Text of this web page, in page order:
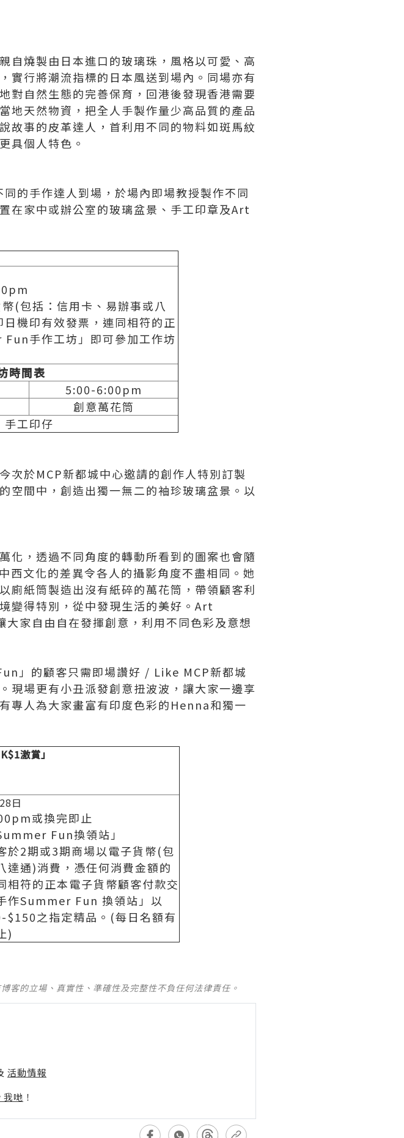
自燒製由日本進口的玻璃珠，風格以可愛、高
實行將潮流指標的日本風送到場內。同場亦有
對自然生態的完善保育，回港後發現香港需要
地天然物資，把全人手製作量少高品質的產品
故事的皮革達人，首利用不同的物料如斑馬紋
具個人特色。
的手作達人到場，於場內即場教授製作不同
在家中或辦公室的玻璃盆景、手工印章及Art
(包括：信用卡、易辦事或八
機印有效發票，連同相符的正
手作工坊」即可參加工作坊
時間表
5:00-6:00pm
創意萬花筒
手工印仔
次於MCP新都城中心邀請的創作人特別訂製
空間中，創造出獨一無二的袖珍玻璃盆景。以
化，透過不同角度的轉動所看到的圖案也會隨
西文化的差異令各人的攝影角度不盡相同。她
廁紙筒製造出沒有紙碎的萬花筒，帶領顧客利
變得特別，從中發現生活的美好。Art
家自由自在發揮創意，利用不同色彩及意想
」的顧客只需即場讚好 / Like MCP新都城
現場更有小丑派發創意扭波波，讓大家一邊享
專人為大家畫富有印度色彩的Henna和獨一
激賞 」
日
或換完即止
Fun換領站」
於2期或3期商場以電子貨幣(包
達通)消費，憑任何消費金額的
相符的正本電子貨幣顧客付款交
作Summer Fun 換領站」以
之指定精品。(每日名額有
)
客的立場、真實性、準確性及完整性不負任何法律責任。
活動情報
哋 ！